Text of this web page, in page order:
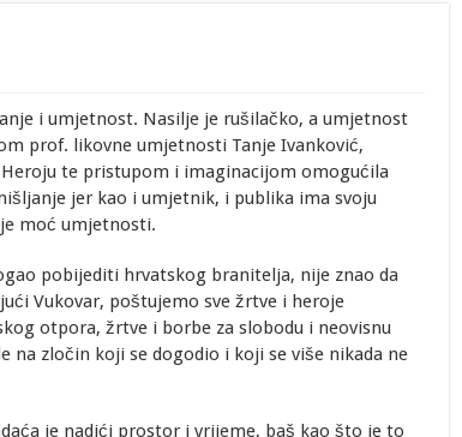
i umjetnost. Nasilje je rušilačko, a umjetnost
prof. likovne umjetnosti Tanje Ivanković,
te pristupom i imaginacijom omogućila
jer kao i umjetnik, i publika ima svoju
moć umjetnosti.
pobijediti hrvatskog branitelja, nije znao da
Vukovar, poštujemo sve žrtve i heroje
otpora, žrtve i borbe za slobodu i neovisnu
na zločin koji se dogodio i koji se više nikada ne
je nadići prostor i vrijeme, baš kao što je to